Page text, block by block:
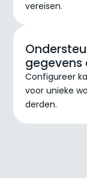
vereisen.
Configureer
voor unieke
derden.